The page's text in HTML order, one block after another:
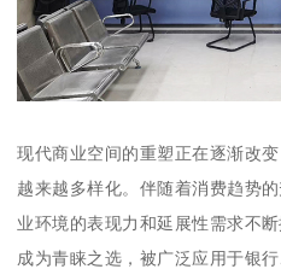
现代商业空间的重塑正在逐渐改
越来越多样化。伴随着消费趋势
业环境的表现力和延展性需求不
成为青睐之选，被广泛应用于银